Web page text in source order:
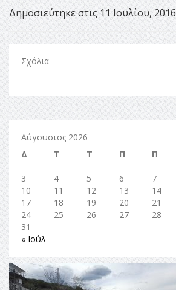
Δημοσιεύτηκε στις 11 Ιουλίου, 2016
Σχόλια
Αύγουστος 2026
Δ
Τ Τ Π Π
3
4 5 6 7
10
11 12 13 14
17
18 19 20 21
24
25 26 27 28
31
« Ιούλ